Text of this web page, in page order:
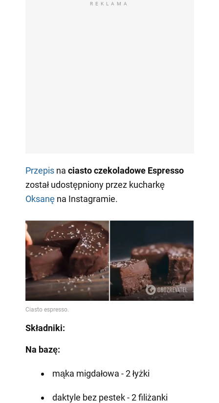
REKLAMA
Przepisna ciasto czekoladowe Espresso
został udostępniony przez kucharkę
Oksanęna Instagramie.
Składniki:
Na bazę:
mąka migdałowa - 2 łyżki
daktyle bez pestek - 2 filiżanki